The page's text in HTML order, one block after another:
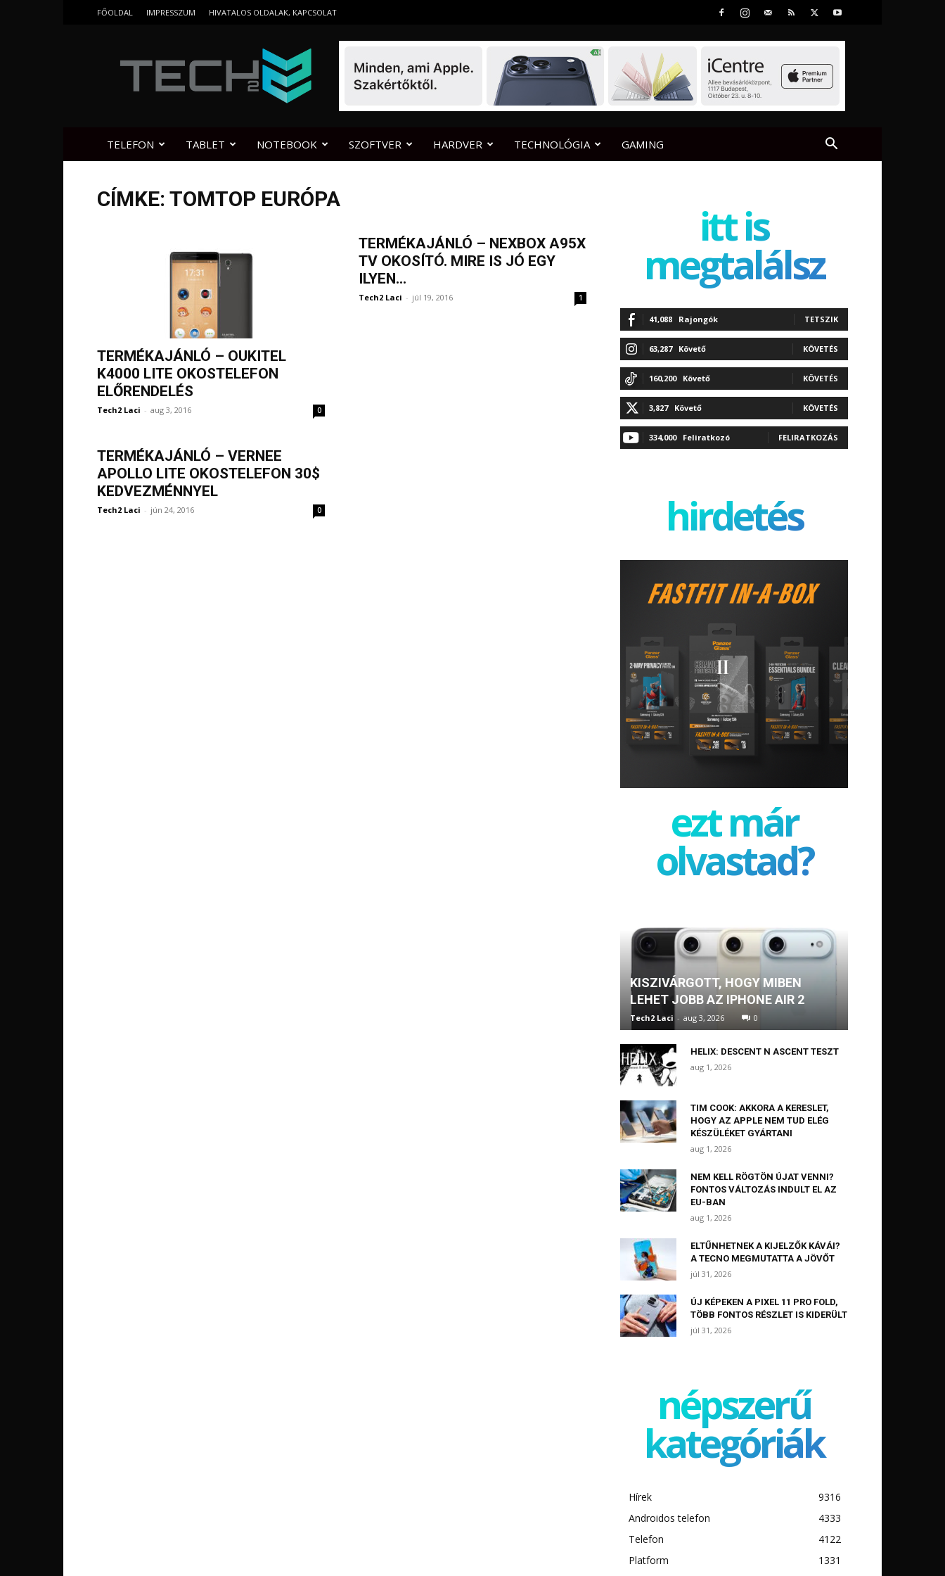
FŐOLDAL IMPRESSZUM HIVATALOS OLDALAK, KAPCSOLAT
TELEFON TABLET NOTEBOOK SZOFTVER HARDVER TECHNOLÓGIA GAMING
CÍMKE: TOMTOP EURÓPA
TERMÉKAJÁNLÓ – OUKITEL
K4000 LITE OKOSTELEFON
ELŐRENDELÉS
Tech2 Laci - aug 3, 2016 0
TERMÉKAJÁNLÓ – NEXBOX A95X
TV OKOSÍTÓ. MIRE IS JÓ EGY
ILYEN...
Tech2 Laci - júl 19, 2016 1
TERMÉKAJÁNLÓ – VERNEE
APOLLO LITE OKOSTELEFON 30$
KEDVEZMÉNNYEL
Tech2 Laci - jún 24, 2016 0
itt is
megtalálsz
41,088 Rajongók TETSZIK
63,287 Követő KÖVETÉS
160,200 Követő KÖVETÉS
3,827 Követő KÖVETÉS
334,000 Feliratkozó FELIRATKOZÁS
hirdetés
ezt már
olvastad?
KISZIVÁRGOTT, HOGY MIBEN
LEHET JOBB AZ IPHONE AIR 2
Tech2 Laci - aug 3, 2026 0
HELIX: DESCENT N ASCENT TESZT
aug 1, 2026
TIM COOK: AKKORA A KERESLET,
HOGY AZ APPLE NEM TUD ELÉG
KÉSZÜLÉKET GYÁRTANI
aug 1, 2026
NEM KELL RÖGTÖN ÚJAT VENNI?
FONTOS VÁLTOZÁS INDULT EL AZ
EU-BAN
aug 1, 2026
ELTŰNHETNEK A KIJELZŐK KÁVÁI?
A TECNO MEGMUTATTA A JÖVŐT
júl 31, 2026
ÚJ KÉPEKEN A PIXEL 11 PRO FOLD,
TÖBB FONTOS RÉSZLET IS KIDERÜLT
júl 31, 2026
népszerű
kategóriák
Hírek
9316
Androidos telefon
4333
Telefon
4122
Platform
1331